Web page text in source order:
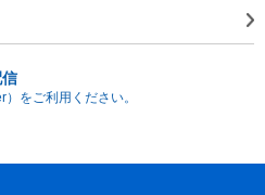
をご利用ください。